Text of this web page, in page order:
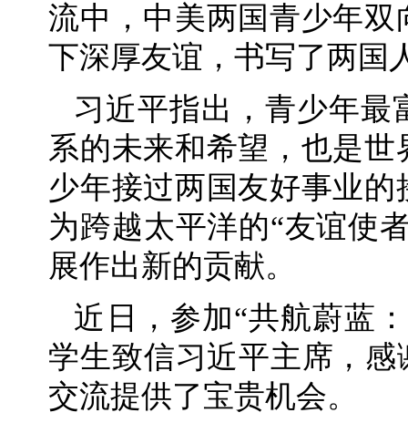
流中，中美两国青少年
下深厚友谊，书写了两国
习近平指出，青少年最
系的未来和希望，也是
少年接过两国友好事业
为跨越太平洋的“友谊使
展作出新的贡献。
近日，参加“共航蔚蓝
学生致信习近平主席，感
交流提供了宝贵机会。